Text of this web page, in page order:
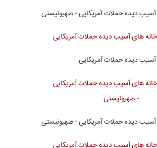
دیده حملات آمریکایی - صهیونیستی
دیده حملات آمریکایی
دیده حملات آمریکایی - صهیونیستی